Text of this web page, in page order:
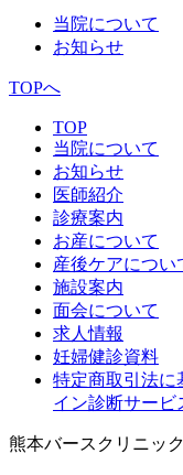
当院について
お知らせ
TOPへ
TOP
当院について
お知らせ
医師紹介
診療案内
お産について
産後ケアについ
施設案内
面会について
求人情報
妊婦健診資料
特定商取引法に
イン診断サービ
熊本バースクリニック